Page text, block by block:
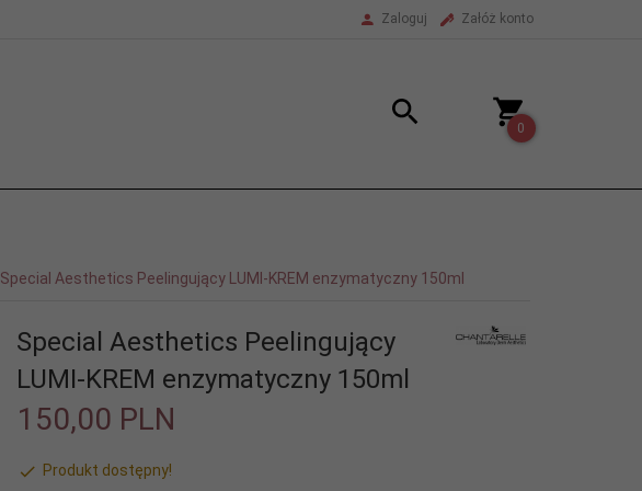
Zaloguj Załóż konto
0
Special Aesthetics Peelingujący LUMI-KREM enzymatyczny 150ml
Special Aesthetics Peelingujący
LUMI-KREM enzymatyczny 150ml
150,00 PLN
Produkt dostępny!